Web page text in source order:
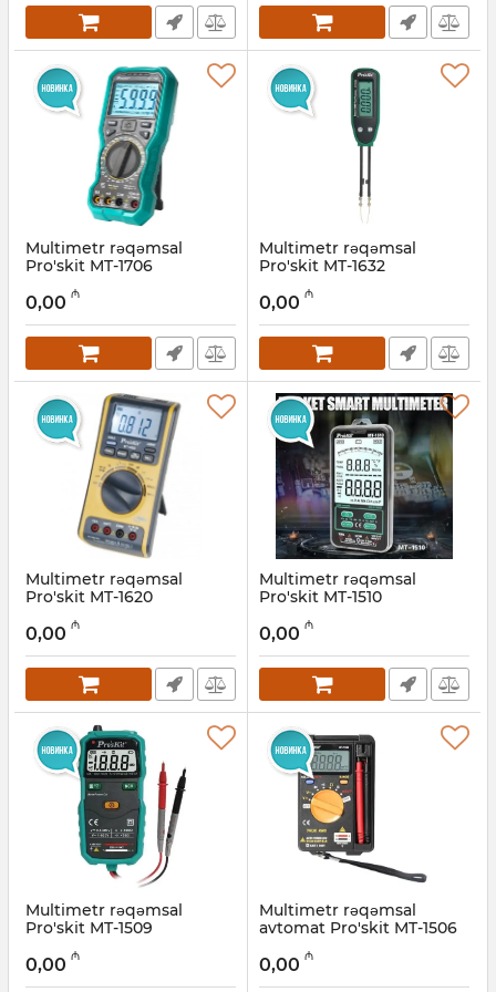
Multimetr rəqəmsal
Pro'skit MT-1706
027001004
0,00 ₼
Multimetr rəqəmsal
Pro'skit MT-1632
027001005
0,00 ₼
Multimetr rəqəmsal
Pro'skit MT-1620
027001006
0,00 ₼
Multimetr rəqəmsal
Pro'skit MT-1510
027001007
0,00 ₼
Multimetr rəqəmsal
Pro'skit MT-1509
027001008
0,00 ₼
Multimetr rəqəmsal
avtomat Pro'skit MT-1506
027001009
0,00 ₼